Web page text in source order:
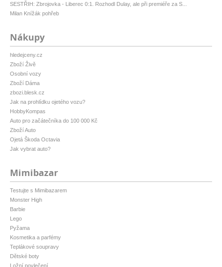
SESTŘIH: Zbrojovka - Liberec 0:1. Rozhodl Dulay, ale při premiéře za S...
Milan Knížák pohřeb
Nákupy
hledejceny.cz
Zboží Živě
Osobní vozy
Zboží Dáma
zbozi.blesk.cz
Jak na prohlídku ojetého vozu?
HobbyKompas
Auto pro začátečníka do 100 000 Kč
Zboží Auto
Ojetá Škoda Octavia
Jak vybrat auto?
Mimibazar
Testujte s Mimibazarem
Monster High
Barbie
Lego
Pyžama
Kosmetika a parfémy
Teplákové soupravy
Dětské boty
Ložní povlečení